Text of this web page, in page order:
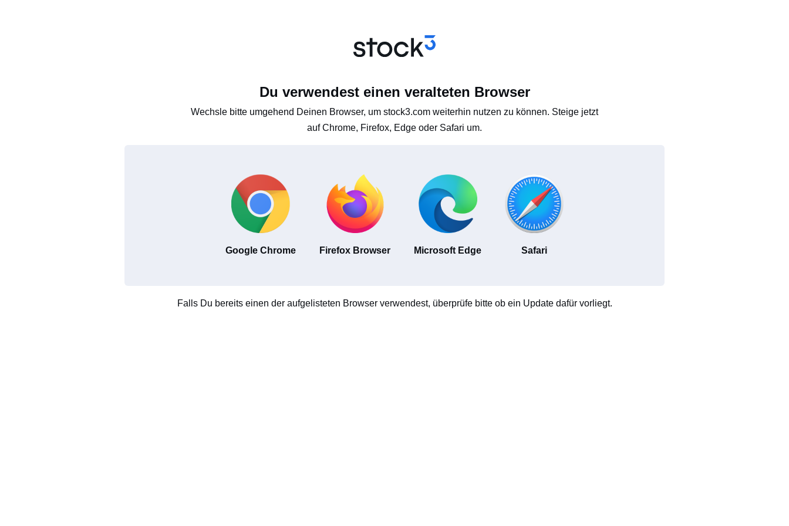
Du verwendest einen veralteten Browser
Wechsle bitte umgehend Deinen Browser, um stock3.com weiterhin nutzen zu können. Steige jetzt
auf Chrome, Firefox, Edge oder Safari um.
Google Chrome Firefox Browser Microsoft Edge Safari
Falls Du bereits einen der aufgelisteten Browser verwendest, überprüfe bitte ob ein Update dafür vorliegt.